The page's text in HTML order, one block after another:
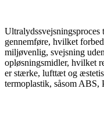
Ultralydssvejsningsproces
gennemføre, hvilket
miljøvenlig, svejsning
opløsningsmidler, hvilket
er stærke, lufttæt og
termoplastik, såsom ABS,